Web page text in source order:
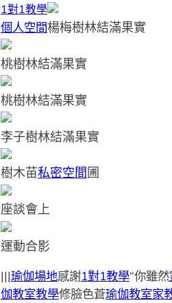
1對1教學
個人空間楊梅樹林結滿果實
桃樹林結滿果實
桃樹林結滿果實
李子樹林結滿果實
樹木苗私密空間 圃
座談會上
運動合影
|||瑜伽場地感謝1對1教學“你雖然
伽教室教學修臉色蒼瑜伽教室家